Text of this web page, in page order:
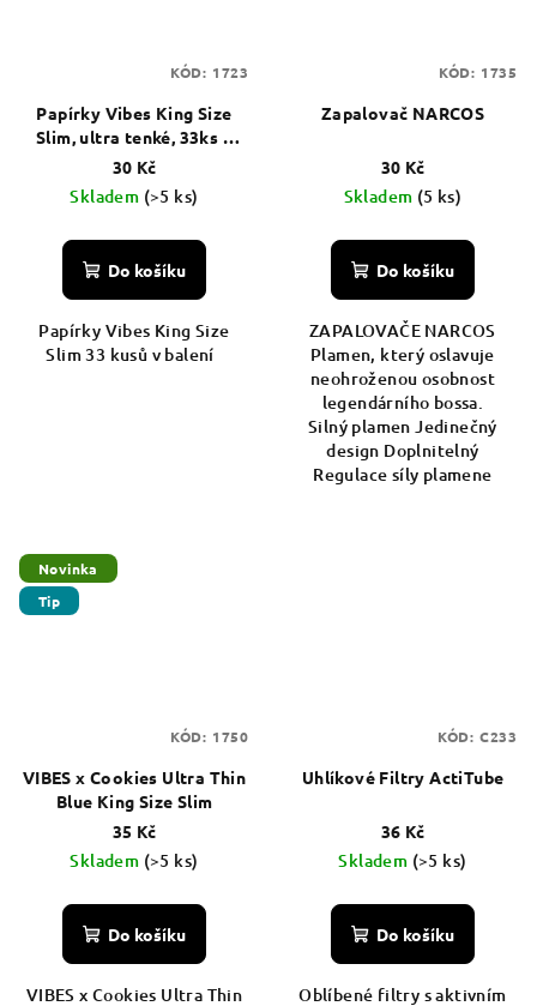
Papírky Vibes King Size
Slim, ultra tenké, 33ks v
balení
30 Kč
Skladem (>5 ks)
Do košíku
Papírky Vibes King Size
Slim 33 kusů v balení
KÓD: 1723
Zapalovač NARCOS
30 Kč
Skladem (5 ks)
Do košíku
ZAPALOVAČE NARCOS
Plamen, který oslavuje
neohroženou osobnost
legendárního bossa.
Silný plamen Jedinečný
design Doplnitelný
Regulace síly plamene
KÓD: 1735
Novinka
Tip
VIBES x Cookies Ultra Thin
Blue King Size Slim
35 Kč
Skladem (>5 ks)
Do košíku
VIBES x Cookies Ultra Thin
KÓD: 1750
Uhlíkové Filtry ActiTube
36 Kč
Skladem (>5 ks)
Do košíku
Oblíbené filtry s aktivním
KÓD: C233